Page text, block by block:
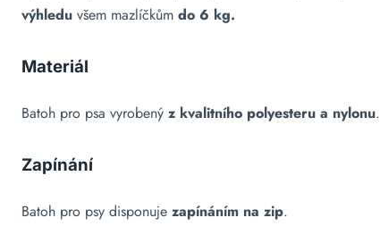
výhledu všem mazlíčkům do 6 kg.
Materiál
Batoh pro psa vyrobený z kvalitního polyesteru a nylonu.
Zapínání
Batoh pro psy disponuje zapínáním na zip.